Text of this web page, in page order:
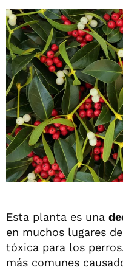
Esta planta es una
en muchos lugares
tóxica para los
más comunes